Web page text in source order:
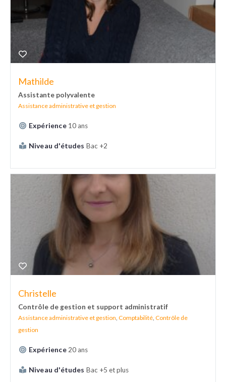
Mathilde
Assistante polyvalente
Assistance administrative et gestion
Expérience 10 ans
Niveau d'études Bac +2
Christelle
Contrôle de gestion et support administratif
Assistance administrative et gestion Comptabilité Contrôle de
gestion
Expérience 20 ans
Niveau d'études Bac +5 et plus